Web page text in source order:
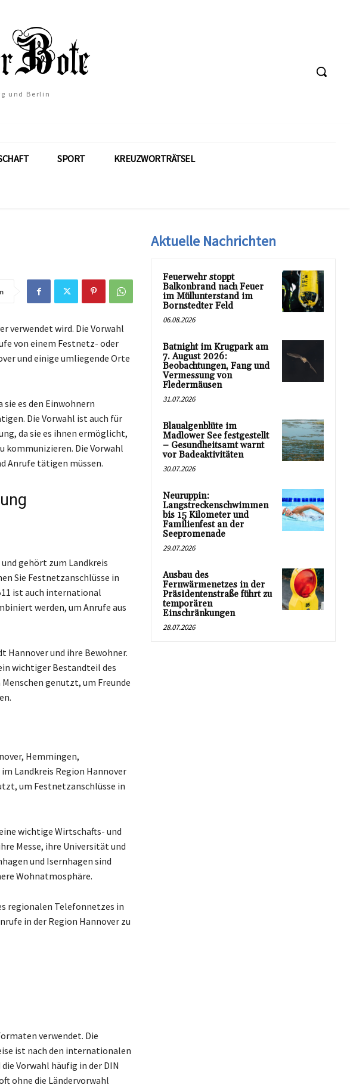
und Berlin
SPORT KREUZWORTRÄTSEL
verwendet wird. Die Vorwahl
von einem Festnetz- oder
und einige umliegende Orte
es den Einwohnern
Die Vorwahl ist auch für
da sie es ihnen ermöglicht,
kommunizieren. Die Vorwahl
Anrufe tätigen müssen.
gehört zum Landkreis
Sie Festnetzanschlüsse in
ist auch international
werden, um Anrufe aus
Hannover und ihre Bewohner.
wichtiger Bestandteil des
genutzt, um Freunde
Hemmingen,
Landkreis Region Hannover
um Festnetzanschlüsse in
wichtige Wirtschafts- und
Messe, ihre Universität und
und Isernhagen sind
Wohnatmosphäre.
regionalen Telefonnetzes in
in der Region Hannover zu
verwendet. Die
ist nach den internationalen
Vorwahl häufig in der DIN
ohne die Ländervorwahl
Aktuelle Nachrichten
Feuerwehr stoppt
Balkonbrand nach Feuer
im Müllunterstand im
Bornstedter Feld
06.08.2026
Batnight im Krugpark am
7. August 2026:
Beobachtungen, Fang und
Vermessung von
Fledermäusen
31.07.2026
Blaualgenblüte im
Madlower See festgestellt
– Gesundheitsamt warnt
vor Badeaktivitäten
30.07.2026
Neuruppin:
Langstreckenschwimmen
bis 15 Kilometer und
Familienfest an der
Seepromenade
29.07.2026
Ausbau des
Fernwärmenetzes in der
Präsidentenstraße führt zu
temporären
Einschränkungen
28.07.2026